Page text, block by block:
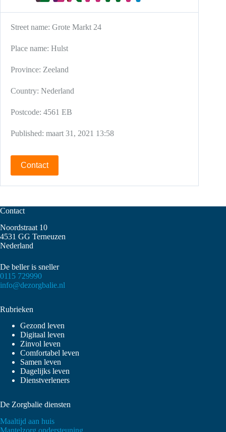
Street name: Grote Markt 24
Place name: Hulst
Province: Zeeland
Country: Nederland
Postcode: 4561 EB
Published: maart 31, 2021 13:58
Contact
Contact
Noordstraat 10
4531 GG Terneuzen
Nederland
De beller is sneller
0115 729990
info@dezorgbalie.nl
Rubrieken
Gezond leven
Digitaal leven
Zinvol leven
Comfortabel leven
Samen leven
Dagelijks leven
Dienstverleners
De Zorgbalie diensten
Maaltijd aan huis